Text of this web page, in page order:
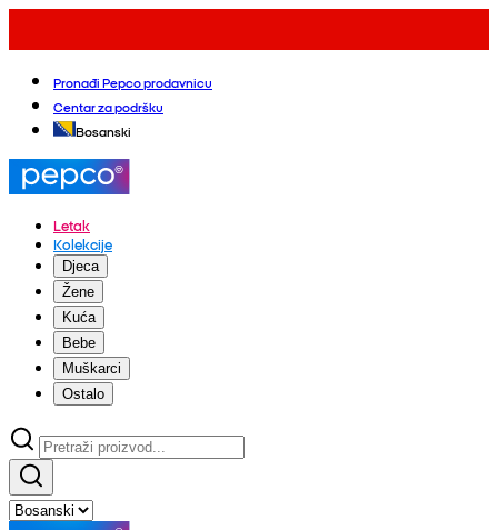
Pronađi Pepco prodavnicu
Centar za podršku
Bosanski
Letak
Kolekcije
Djeca
Žene
Kuća
Bebe
Muškarci
Ostalo